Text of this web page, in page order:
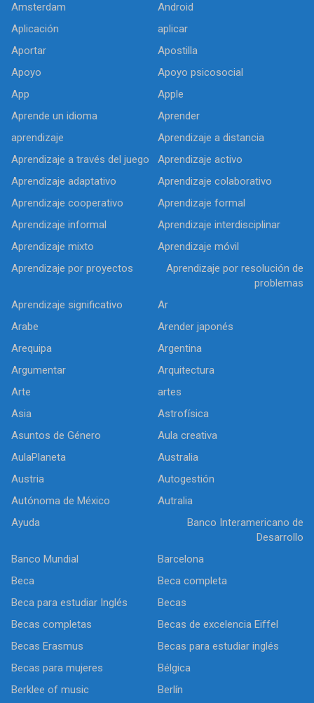
Amsterdam
Android
Aplicación
aplicar
Aportar
Apostilla
Apoyo
Apoyo psicosocial
App
Apple
Aprende un idioma
Aprender
aprendizaje
Aprendizaje a distancia
Aprendizaje a través del juego
Aprendizaje activo
Aprendizaje adaptativo
Aprendizaje colaborativo
Aprendizaje cooperativo
Aprendizaje formal
Aprendizaje informal
Aprendizaje interdisciplinar
Aprendizaje mixto
Aprendizaje móvil
Aprendizaje por proyectos
Aprendizaje por resolución de
problemas
Aprendizaje significativo
Ar
Arabe
Arender japonés
Arequipa
Argentina
Argumentar
Arquitectura
Arte
artes
Asia
Astrofísica
Asuntos de Género
Aula creativa
AulaPlaneta
Australia
Austria
Autogestión
Autónoma de México
Autralia
Ayuda
Banco Interamericano de
Desarrollo
Banco Mundial
Barcelona
Beca
Beca completa
Beca para estudiar Inglés
Becas
Becas completas
Becas de excelencia Eiffel
Becas Erasmus
Becas para estudiar inglés
Becas para mujeres
Bélgica
Berklee of music
Berlín